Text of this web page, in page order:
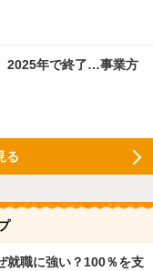
2025年で終了…事業方
る
就職に強い？100％を支